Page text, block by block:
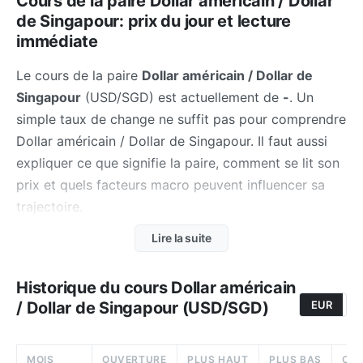
de Singapour: prix du jour et lecture
immédiate
Le cours de la paire Dollar américain / Dollar de
Singapour (USD/SGD) est actuellement de -. Un
simple taux de change ne suffit pas pour comprendre
Dollar américain / Dollar de Singapour. Il faut aussi
expliquer ce que signifie la paire, comment se lit son
prix et quels facteurs macro peuvent influencer sa
trajectoire.
Sur le marché des changes, le niveau du cours reflète
la "valeur absolue" d'une devise prise isolément.
Cette lecture gagne en clarté lorsqu'on la compare
Lire la suite
Historique du cours Dollar américain
/ Dollar de Singapour (USD/SGD)
EUR
MOIS OUVERTURE PLUS HAUT PLUS BAS